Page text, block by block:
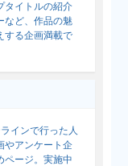
タイトルの紹介
など、作品の魅
する企画満載で
インで行った人
やアンケート企
ページ。実施中